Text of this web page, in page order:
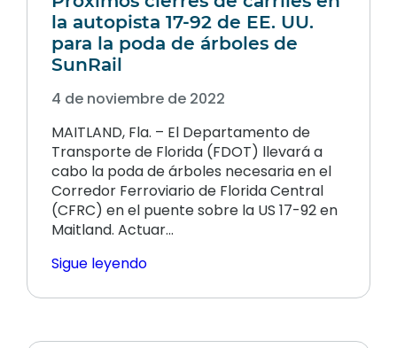
la autopista 17-92 de EE. UU.
para la poda de árboles de
SunRail
4 de noviembre de 2022
MAITLAND, Fla. – El Departamento de
Transporte de Florida (FDOT) llevará a
cabo la poda de árboles necesaria en el
Corredor Ferroviario de Florida Central
(CFRC) en el puente sobre la US 17-92 en
Maitland. Actuar…
Sigue leyendo